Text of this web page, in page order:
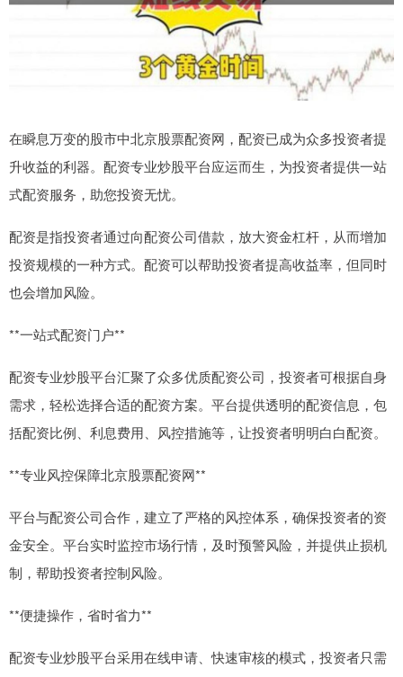
在瞬息万变的股市中北京股票配资网，配资已成为众多投资者提
升收益的利器。配资专业炒股平台应运而生，为投资者提供一站
式配资服务，助您投资无忧。
配资是指投资者通过向配资公司借款，放大资金杠杆，从而增加
投资规模的一种方式。配资可以帮助投资者提高收益率，但同时
也会增加风险。
**一站式配资门户**
配资专业炒股平台汇聚了众多优质配资公司，投资者可根据自身
需求，轻松选择合适的配资方案。平台提供透明的配资信息，包
括配资比例、利息费用、风控措施等，让投资者明明白白配资。
**专业风控保障北京股票配资网**
平台与配资公司合作，建立了严格的风控体系，确保投资者的资
金安全。平台实时监控市场行情，及时预警风险，并提供止损机
制，帮助投资者控制风险。
**便捷操作，省时省力**
配资专业炒股平台采用在线申请、快速审核的模式，投资者只需